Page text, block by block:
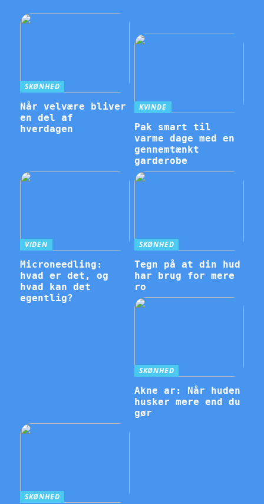
SKØNHED
Når velvære bliver
en del af
hverdagen
KVINDE
Pak smart til
varme dage med en
gennemtænkt
garderobe
VIDEN
Microneedling:
hvad er det, og
hvad kan det
egentlig?
SKØNHED
Tegn på at din hud
har brug for mere
ro
SKØNHED
Akne ar: Når huden
husker mere end du
gør
SKØNHED